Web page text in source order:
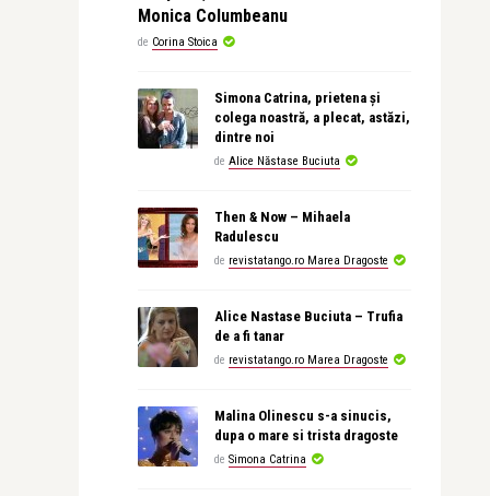
Monica Columbeanu
de Corina Stoica
Simona Catrina, prietena și
colega noastră, a plecat, astăzi,
dintre noi
de Alice Năstase Buciuta
Then & Now – Mihaela
Radulescu
de revistatango.ro Marea Dragoste
Alice Nastase Buciuta – Trufia
de a fi tanar
de revistatango.ro Marea Dragoste
Malina Olinescu s-a sinucis,
dupa o mare si trista dragoste
de Simona Catrina